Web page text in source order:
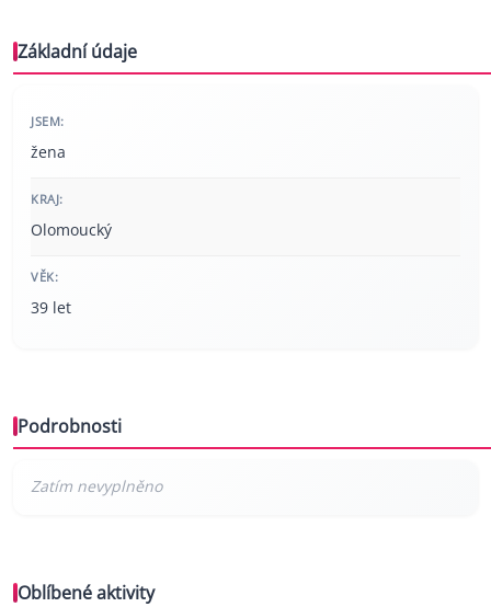
Základní údaje
JSEM:
žena
KRAJ:
Olomoucký
VĚK:
39 let
Podrobnosti
Oblíbené aktivity